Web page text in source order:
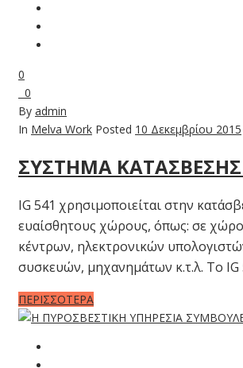
0
0
By admin
In Melva Work Posted 10 Δεκεμβρίου 2015
ΣΥΣΤΗΜΑ ΚΑΤΑΣΒΕΣΗΣ
IG 541 χρησιμοποιείται στην
ευαίσθητους χώρους, όπως: σε
κέντρων, ηλεκτρονικών
συσκευών, μηχανημάτων κ.τ.λ. Το ΙG
ΠΕΡΙΣΣΟΤΕΡΑ